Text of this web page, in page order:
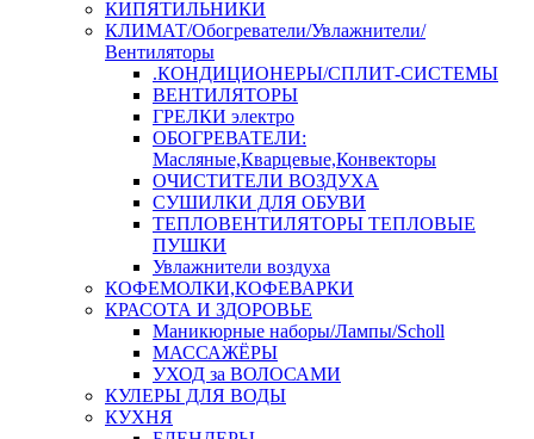
КИПЯТИЛЬНИКИ
КЛИМАТ/Обогреватели/Увлажнители/
Вентиляторы
.КОНДИЦИОНЕРЫ/СПЛИТ-СИСТЕМЫ
ВЕНТИЛЯТОРЫ
ГРЕЛКИ электро
ОБОГРЕВАТЕЛИ:
Масляные,Кварцевые,Конвекторы
ОЧИСТИТЕЛИ ВОЗДУХА
СУШИЛКИ ДЛЯ ОБУВИ
ТЕПЛОВЕНТИЛЯТОРЫ ТЕПЛОВЫЕ
ПУШКИ
Увлажнители воздуха
КОФЕМОЛКИ,КОФЕВАРКИ
КРАСОТА И ЗДОРОВЬЕ
Маникюрные наборы/Лампы/Scholl
МАССАЖЁРЫ
УХОД за ВОЛОСАМИ
КУЛЕРЫ ДЛЯ ВОДЫ
КУХНЯ